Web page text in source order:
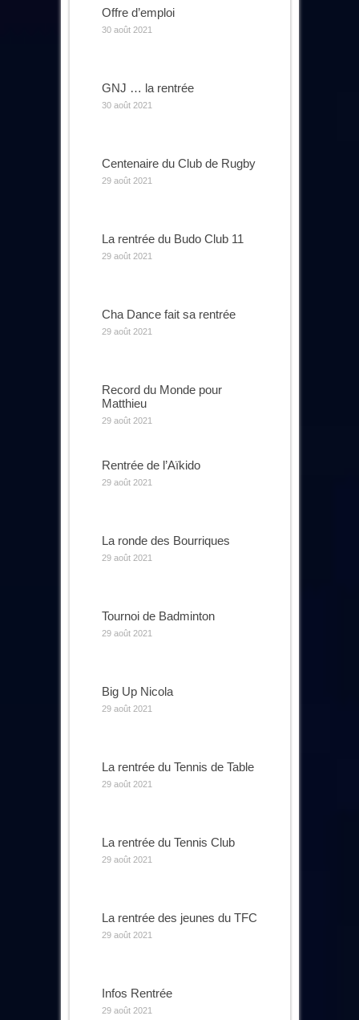
Offre d’emploi
30 août 2021
GNJ … la rentrée
30 août 2021
Centenaire du Club de Rugby
29 août 2021
La rentrée du Budo Club 11
29 août 2021
Cha Dance fait sa rentrée
29 août 2021
Record du Monde pour
Matthieu
29 août 2021
Rentrée de l’Aïkido
29 août 2021
La ronde des Bourriques
29 août 2021
Tournoi de Badminton
29 août 2021
Big Up Nicola
29 août 2021
La rentrée du Tennis de Table
29 août 2021
La rentrée du Tennis Club
29 août 2021
La rentrée des jeunes du TFC
29 août 2021
Infos Rentrée
29 août 2021